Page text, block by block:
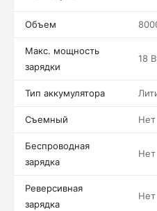
Объем
Макс. мощность
зарядки
18
Тип аккумулятора
Съемный Нет
Беспроводная
зарядка
Нет
Реверсивная
зарядка
Нет